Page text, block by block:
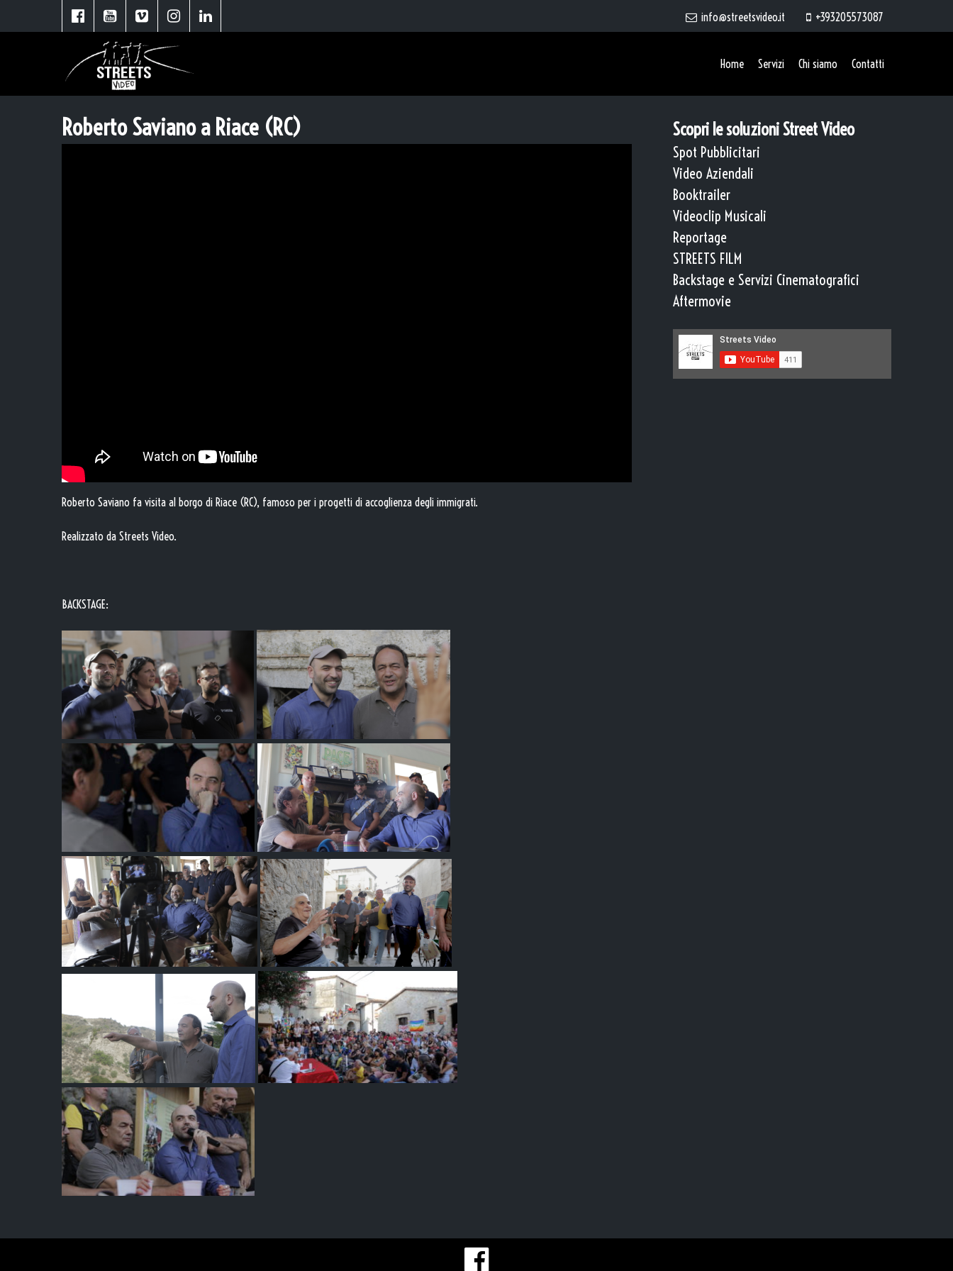
+393205573087
info@streetsvideo.it
Home Servizi Chi siamo Contatti
Roberto Saviano a Riace (RC)
Roberto Saviano fa visita al borgo di Riace (RC), famoso per i progetti di accoglienza degli immigrati.
Realizzato da Streets Video.
BACKSTAGE:
Scopri le soluzioni Street Video
Spot Pubblicitari
Video Aziendali
Booktrailer
Videoclip Musicali
Reportage
STREETS FILM
Backstage e Servizi Cinematografici
Aftermovie